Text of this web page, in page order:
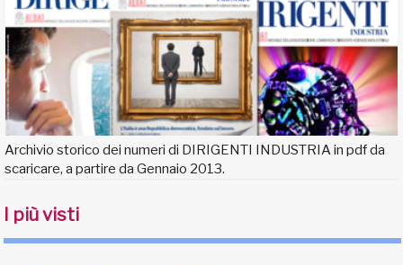
Archivio storico dei numeri di DIRIGENTI INDUSTRIA in pdf da
scaricare, a partire da Gennaio 2013.
I più visti